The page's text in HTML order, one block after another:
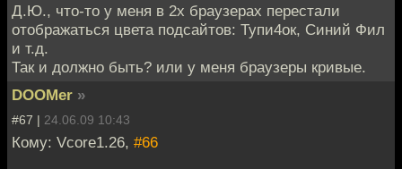
Д.Ю., что-то у меня в 2х браузерах перестали
отображаться цвета подсайтов: Тупи4ок, Синий Фил
и т.д.
Так и должно быть? или у меня браузеры кривые.
DOOMer »
#67 | 24.06.09 10:43
Кому: Vcore1.26, #66